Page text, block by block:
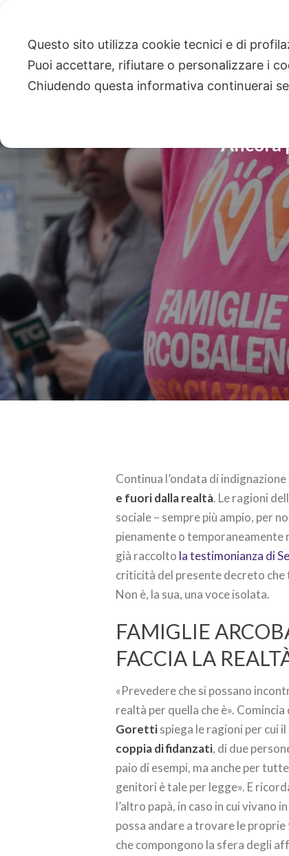
Ancora
Continua l’ondata di
e fuori dalla realtà. Le ragioni
sociale – sempre più ampio, per
pienamente o temporaneamente
già raccolto la testimonianza di
criticità del presente decreto che
Non è, la sua, una voce isolata.
FAMIGLIE
FACCIA LA
«Prevedere che si possano
realtà per quella che è». Comincia
Gorettispiega le ragioni per cui
coppia di fidanzati, di due
paio di esempi, ma anche per
genitori è tale per legge». E
l’altro papà, in caso in cui
possa andare a trovare le
che compongono la sfera degli
Questo sito utilizza cookie tecnici e di
Puoi accettare, rifiutare o personalizzare i
Chiudendo questa informativa continuerai